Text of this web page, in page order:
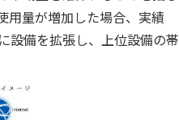
用量が増加した場合、実績
設備を拡張し、上位設備の帯